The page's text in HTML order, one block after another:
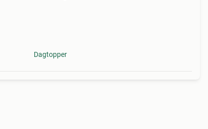
Dagtopper